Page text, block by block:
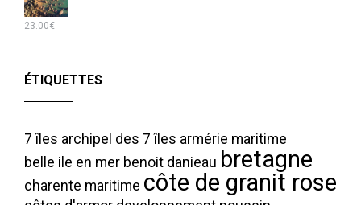
23.00€
ÉTIQUETTES
7 îles archipel des 7 îles armérie maritime
belle ile en mer benoit danieau bretagne
charente maritime côte de granit rose